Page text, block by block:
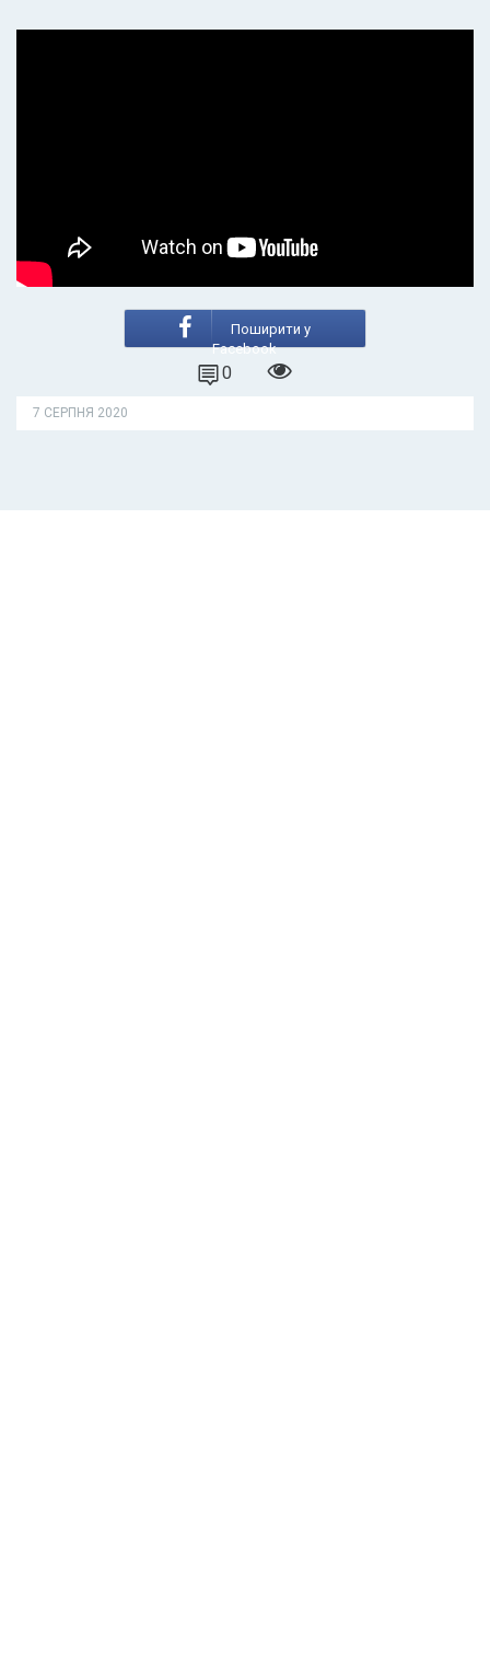
Поширити у
Facebook
0
7 СЕРПНЯ 2020